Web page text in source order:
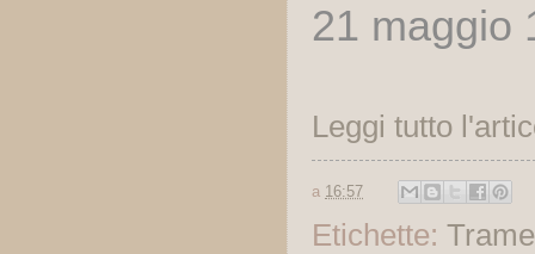
21 maggio
Leggi tutto
a 16:57
Etichette: